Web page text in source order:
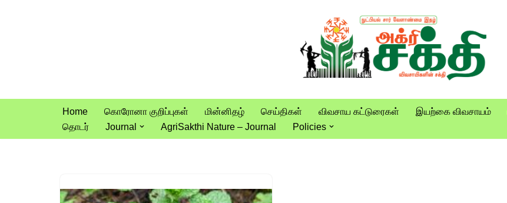
Home கொரோனா குறிப்புகள் மின்னிதழ் செய்திகள் விவசாய கட்டுரைகள் இயற்கை விவசாயம்
தொடர்
Journal AgriSakthi Nature – Journal Policies